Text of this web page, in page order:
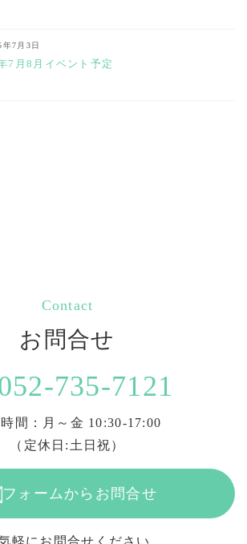
年7月3日
7月8月イベント予定
Contact
お問合せ
フォームからお問合せ
軽にお問合せください
735-7121
間：月～金 10:30-17:00
（定休日:土日祝）